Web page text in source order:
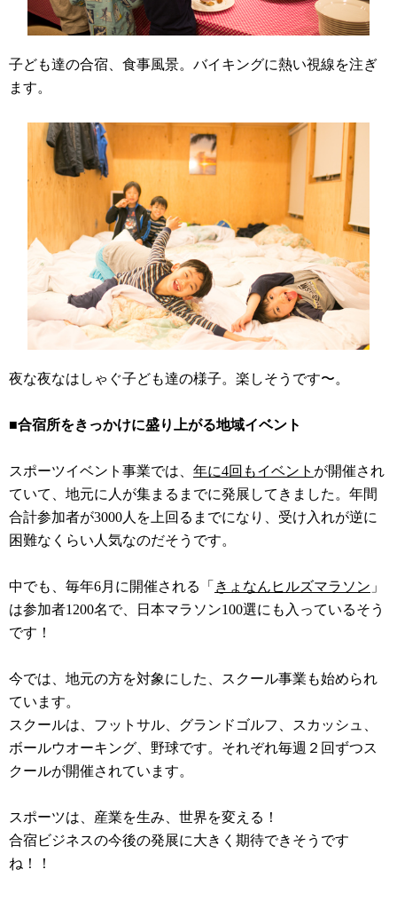
子ども達の合宿、食事風景。バイキングに熱い視線を注ぎ
ます。
夜な夜なはしゃぐ子ども達の様子。楽しそうです〜。
■合宿所をきっかけに盛り上がる地域イベント
スポーツイベント事業では、 年に4回もイベント が開催され
ていて、地元に人が集まるまでに発展してきました。年間
合計参加者が3000人を上回るまでになり、受け入れが逆に
困難なくらい人気なのだそうです。
中でも、毎年6月に開催される「 きょなんヒルズマラソン 」
は参加者1200名で、日本マラソン100選にも入っているそう
です！
今では、地元の方を対象にした、スクール事業も始められ
ています。
スクールは、フットサル、グランドゴルフ、スカッシュ、
ボールウオーキング、野球です。それぞれ毎週２回ずつス
クールが開催されています。
スポーツは、産業を生み、世界を変える！
合宿ビジネスの今後の発展に大きく期待できそうです
ね！！